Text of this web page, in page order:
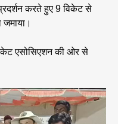
करते हुए 9 विकेट से
जमाया।
एसोसिएशन की ओर से